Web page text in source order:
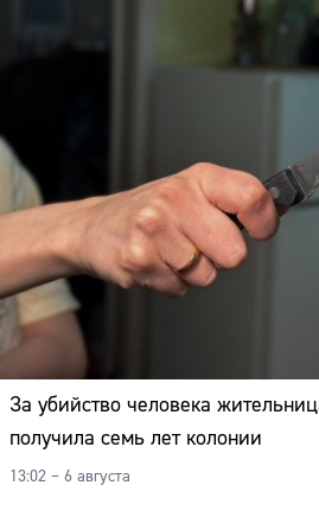
За убийство человека
получила семь лет колонии
13:02 – 6 августа